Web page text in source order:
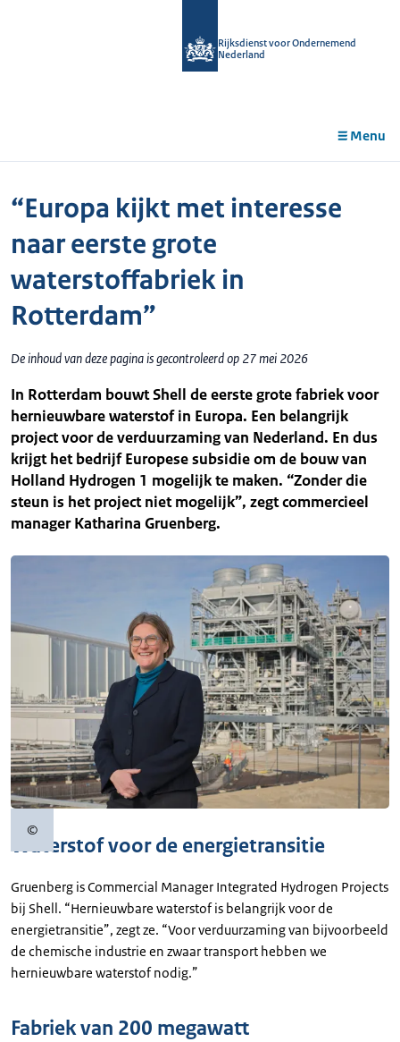
Rijksdienst voor Ondernemend
Nederland
Menu
“Europa kijkt met interesse
naar eerste grote
waterstoffabriek in
Rotterdam”
De inhoud van deze pagina is gecontroleerd op 27 mei 2026
In Rotterdam bouwt Shell de eerste grote fabriek voor
hernieuwbare waterstof in Europa. Een belangrijk
project voor de verduurzaming van Nederland. En dus
krijgt het bedrijf Europese subsidie om de bouw van
Holland Hydrogen 1 mogelijk te maken. “Zonder die
steun is het project niet mogelijk”, zegt commercieel
manager Katharina Gruenberg.
©Copyrightinformatie
Waterstof voor de energietransitie
Gruenberg is Commercial Manager Integrated Hydrogen Projects
bij Shell. “Hernieuwbare waterstof is belangrijk voor de
energietransitie”, zegt ze. “Voor verduurzaming van bijvoorbeeld
de chemische industrie en zwaar transport hebben we
hernieuwbare waterstof nodig.”
Fabriek van 200 megawatt